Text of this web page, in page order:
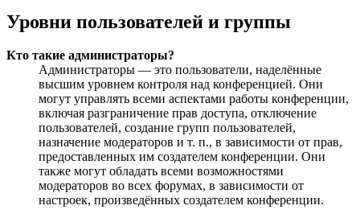
Уровни пользователей и группы
Кто такие администраторы?
Администраторы — это пользователи, наделённые
высшим уровнем контроля над конференцией. Они
могут управлять всеми аспектами работы конференции,
включая разграничение прав доступа, отключение
пользователей, создание групп пользователей,
назначение модераторов и т. п., в зависимости от прав,
предоставленных им создателем конференции. Они
также могут обладать всеми возможностями
модераторов во всех форумах, в зависимости от
настроек, произведённых создателем конференции.